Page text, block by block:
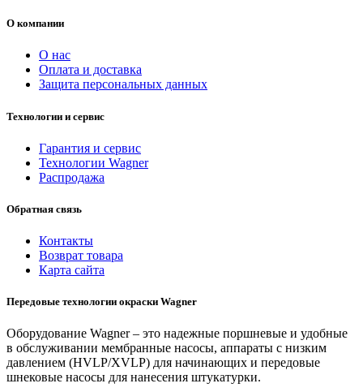
О компании
О нас
Оплата и доставка
Защита персональных данных
Технологии и сервис
Гарантия и сервис
Технологии Wagner
Распродажа
Обратная связь
Контакты
Возврат товара
Карта сайта
Передовые технологии окраски Wagner
Оборудование Wagner – это надежные поршневые и удобные
в обслуживании мембранные насосы, аппараты с низким
давлением (HVLP/XVLP) для начинающих и передовые
шнековые насосы для нанесения штукатурки.